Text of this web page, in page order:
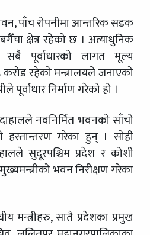
पाँच रोपनीमा आन्तरिक सडक
क्षेत्र रहेको छ । अत्याधुनिक
पूर्वाधारको लागत मूल्य
रहेको मन्त्रालयले जनाएको
निर्माण गरेको हो ।
नवनिर्मित भवनको साँचो
हस्तान्तरण गरेका हुन् । सोही
सुदूरपश्चिम प्रदेश र कोशी
भवन निरीक्षण गरेका
मन्त्रीहरु, सातै प्रदेशका प्रमुख